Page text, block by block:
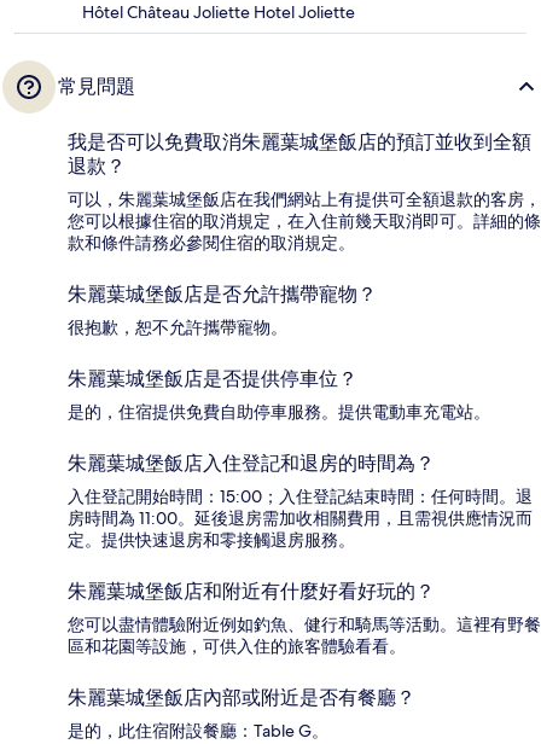
Hôtel Château Joliette Hotel Joliette
常見問題
我是否可以免費取消朱麗葉城堡飯店的預訂並收到全額
退款？
可以，朱麗葉城堡飯店在我們網站上有提供可全額退款的客房，
您可以根據住宿的取消規定，在入住前幾天取消即可。詳細的條
款和條件請務必參閱住宿的取消規定。
朱麗葉城堡飯店是否允許攜帶寵物？
很抱歉，恕不允許攜帶寵物。
朱麗葉城堡飯店是否提供停車位？
是的，住宿提供免費自助停車服務。提供電動車充電站。
朱麗葉城堡飯店入住登記和退房的時間為？
入住登記開始時間：15:00；入住登記結束時間：任何時間。退
房時間為 11:00。延後退房需加收相關費用，且需視供應情況而
定。提供快速退房和零接觸退房服務。
朱麗葉城堡飯店和附近有什麼好看好玩的？
您可以盡情體驗附近例如釣魚、健行和騎馬等活動。這裡有野餐
區和花園等設施，可供入住的旅客體驗看看。
朱麗葉城堡飯店內部或附近是否有餐廳？
是的，此住宿附設餐廳：Table G。